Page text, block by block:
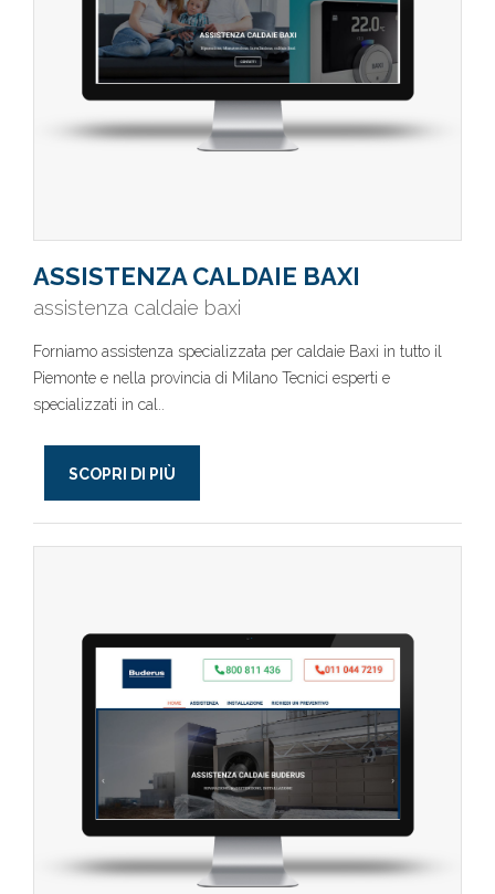
ASSISTENZA CALDAIE BAXI
assistenza caldaie baxi
Forniamo assistenza specializzata per caldaie Baxi in tutto il
Piemonte e nella provincia di Milano Tecnici esperti e
specializzati in cal..
SCOPRI DI PIÙ